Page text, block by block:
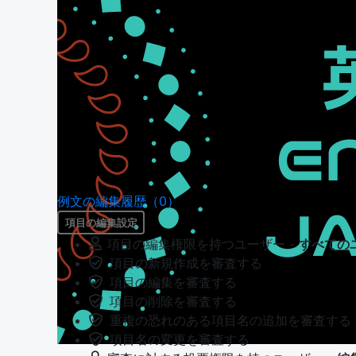
例文の編集履歴（0）
項目の編集設定
項目の編集権限を持つユーザー -すべての
項目の新規作成を審査する
項目の編集を審査する
項目の削除を審査する
重複の恐れのある項目名の追加を審査する
項目名の変更を審査する